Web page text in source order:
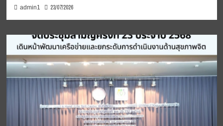
admin1 23/07/2026